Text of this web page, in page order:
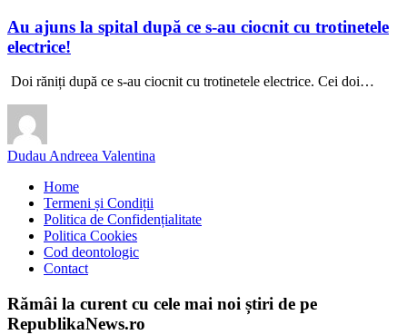
Au ajuns la spital după ce s-au ciocnit cu trotinetele
electrice!
‎ Doi răniți după ce s-au ciocnit cu trotinetele electrice. Cei doi…
Dudau Andreea Valentina
Home
Termeni și Condiții
Politica de Confidențialitate
Politica Cookies
Cod deontologic
Contact
Rămâi la curent cu cele mai noi știri de pe
RepublikaNews.ro